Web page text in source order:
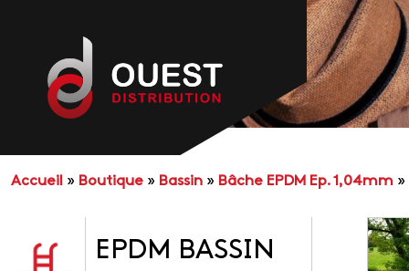
Accueil » Boutique » Bassin » Bâche EPDM Ep. 1,04mm »
EPDM BASSIN